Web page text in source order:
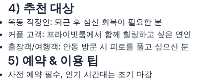
4) 추천 대상
옥동 직장인: 퇴근 후 심신 회복이 필요한 분
커플 고객: 프라이빗룸에서 함께 힐링하고 싶은 연인
출장객/여행객: 안동 방문 시 피로를 풀고 싶으신 분
5) 예약 & 이용 팁
사전 예약 필수, 인기 시간대는 조기 마감